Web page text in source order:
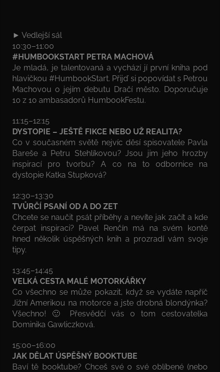
► Vedlejší sál
10:30–11:00
#HUMBOOKSTART PETRA MACHOVÁ
Je mladá, je talentovaná a vychází jí první kniha pod
hlavičkou #HumbookStart. Přijď si popovídat s Petrou
Machovou o jejím debutu Dračí město. Doporučuje
10 z 10 ambasadorů HumbookFestu.
11:15–12:15
DYSTOPIE – JEŠTĚ FIKCE NEBO UŽ REALITA?
Co v současném světě nejvíc děsí spisovatele Pavla
Bareše a Petru Stehlíkovou? Jsou jim jeho hrozby
inspirací pro tvorbu? A co na to odbornice na
dystopie Katka Stupková?
12:30–13:30
TVŮRČÍ PSANÍ OD A DO ZET
Chcete se naučit psát příběhy a nevíte jak začít a kde
čerpat inspiraci? Pavel Renčín má na svém kontě
hned několik úspěšných knih a prozradí vám svoje
tipy.
13:45–14:45
VELKÁ CESTA MALÉ MOTORKÁŘKY
Co všechno se může pokazit, když se vydáte napříč
Jižní Amerikou na motorce a jste drobná blondýnka?
Všechno! 🙂 Přesvědčí vás o tom cestovatelka
Dominika Gawliczková.
15:00–16:00
JAK DĚLAT ÚSPĚŠNÝ BOOKTUBE
Baví tě booktube? Chceš své o své oblíbené (nebo